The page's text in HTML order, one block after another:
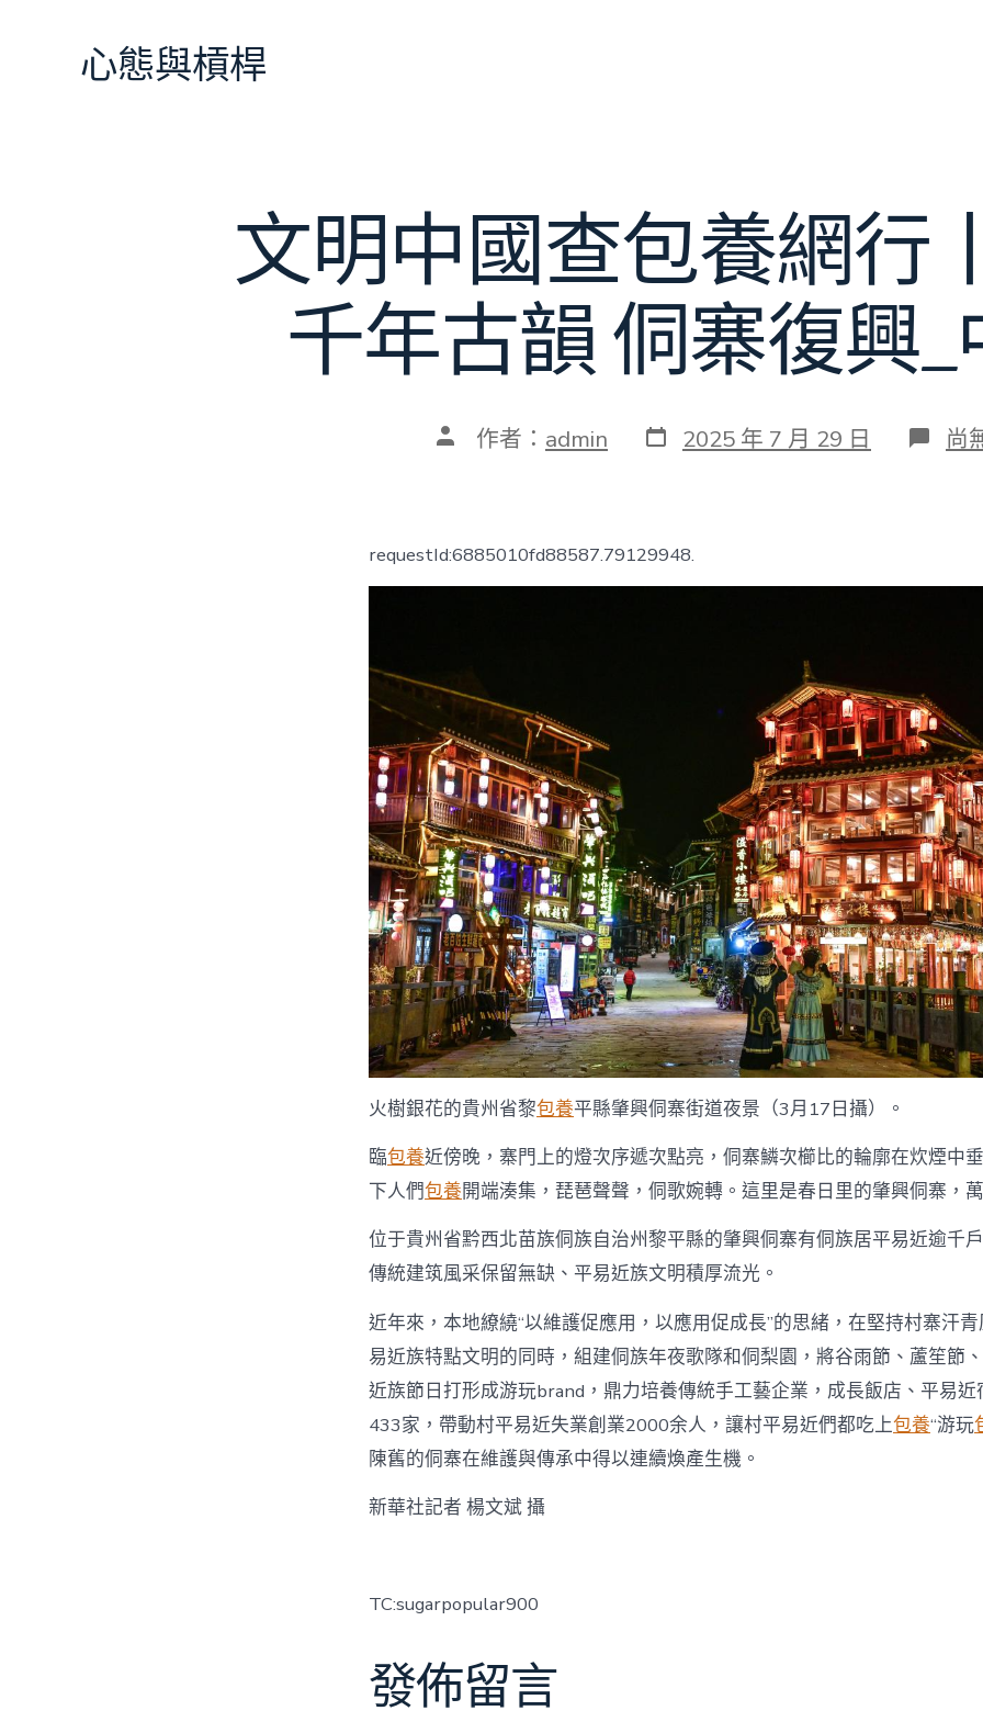
心態與槓桿
文明中國查包養網行
千年古韻 侗寨復興
文 作者： admin 發
表
2025 年 7 月 29 日 在
〈
養
千
年
古
韻
侗
寨
復
興
_
中
國
網
中
尚
requestId:6885010fd88587.79129948.
火樹銀花的貴州省黎包養平縣肇興侗寨街道夜景（3月17日攝）。
臨包養近傍晚，寨門上的燈次序遞次點亮，侗寨鱗次櫛比的輪廓在炊煙中
下人們包養開端湊集，琵琶聲聲，侗歌婉轉。這里是春日里的肇興侗寨，
位于貴州省黔西北苗族侗族自治州黎平縣的肇興侗寨有侗族居平易近逾千
傳統建筑風采保留無缺、平易近族文明積厚流光。
近年來，本地繚繞“以維護促應用，以應用促成長”的思緒，在堅持村寨汗
易近族特點文明的同時，組建侗族年夜歌隊和侗梨園，將谷雨節、蘆笙節
近族節日打形成游玩brand，鼎力培養傳統手工藝企業，成長飯店、平易
433家，帶動村平易近失業創業2000余人，讓村平易近們都吃上包養“游玩
陳舊的侗寨在維護與傳承中得以連續煥產生機。
新華社記者 楊文斌 攝
TC:sugarpopular900
發佈留言